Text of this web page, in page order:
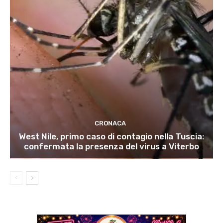
CRONACA
West Nile, primo caso di contagio nella Tuscia:
confermata la presenza del virus a Viterbo